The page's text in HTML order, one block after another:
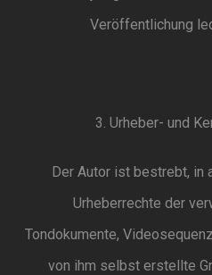
Veröffentlichung
3. Urheber- und
Der Autor ist bestrebt, in
Urheberrechte der
Tondokumente,
von ihm selbst erstellte